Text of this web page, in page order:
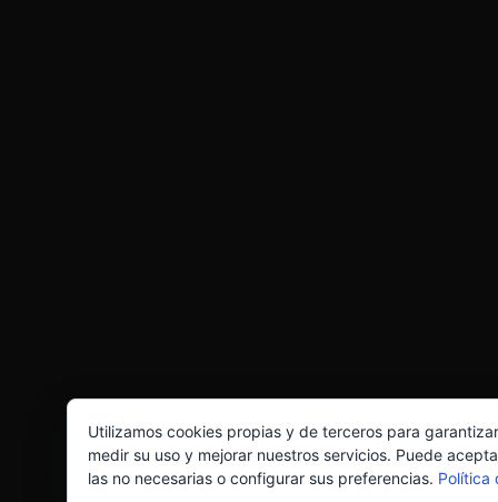
Utilizamos cookies propias y de terceros para
medir su uso y mejorar nuestros servicios. Puede
las no necesarias o configurar sus preferencias. Política